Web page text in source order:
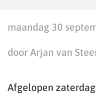
maandag 30
door Arjan van
Afgelopen